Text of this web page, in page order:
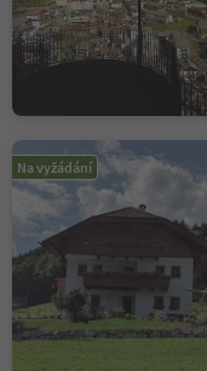
Na vyžádání